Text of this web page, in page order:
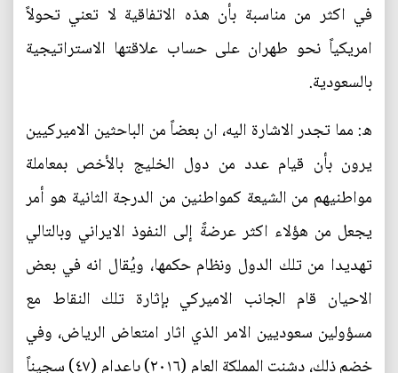
في اكثر من مناسبة بأن هذه الاتفاقية لا تعني تحولاً
امريكياً نحو طهران على حساب علاقتها الاستراتيجية
بالسعودية.
ه: مما تجدر الاشارة اليه، ان بعضاً من الباحثين الاميركيين
يرون بأن قيام عدد من دول الخليج بالأخص بمعاملة
مواطنيهم من الشيعة كمواطنين من الدرجة الثانية هو أمر
يجعل من هؤلاء اكثر عرضةً إلى النفوذ الايراني وبالتالي
تهديدا من تلك الدول ونظام حكمها، ويُقال انه في بعض
الاحيان قام الجانب الاميركي بإثارة تلك النقاط مع
مسؤولين سعوديين الامر الذي اثار امتعاض الرياض، وفي